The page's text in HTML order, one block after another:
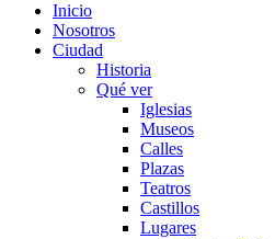
Inicio
Nosotros
Ciudad
Historia
Qué ver
Iglesias
Museos
Calles
Plazas
Teatros
Castillos
Lugares